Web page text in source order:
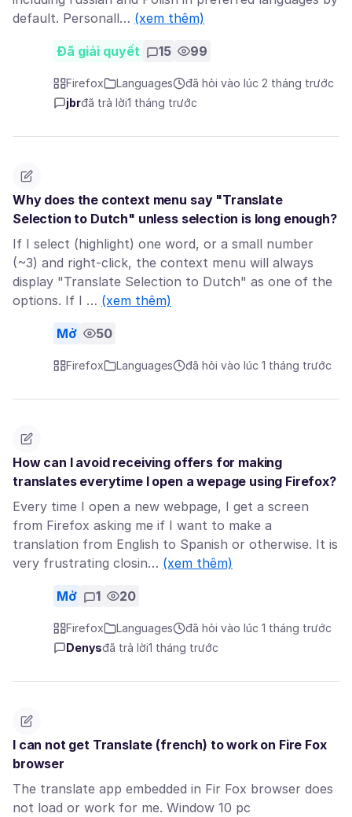
default. Personall… (xem thêm)
Đã giải quyết 15 99
Firefox Languages
đã hỏi vào lúc 2 tháng trước
jbrđã trả lời1 tháng trước
Why does the context menu say "Translate
Selection to Dutch" unless selection is long enough?
If I select (highlight) one word, or a small number
(~3) and right-click, the context menu will always
display "Translate Selection to Dutch" as one of the
options. If I … (xem thêm)
Mở 50
Firefox Languages đã hỏi vào lúc 1 tháng trước
How can I avoid receiving offers for making
translates everytime I open a wepage using Firefox?
Every time I open a new webpage, I get a screen
from Firefox asking me if I want to make a
translation from English to Spanish or otherwise. It is
very frustrating closin… (xem thêm)
Mở 1 20
Firefox Languages
đã hỏi vào lúc 1 tháng trước
Denysđã trả lời1 tháng trước
I can not get Translate (french) to work on Fire Fox
browser
The translate app embedded in Fir Fox browser does
not load or work for me. Window 10 pc